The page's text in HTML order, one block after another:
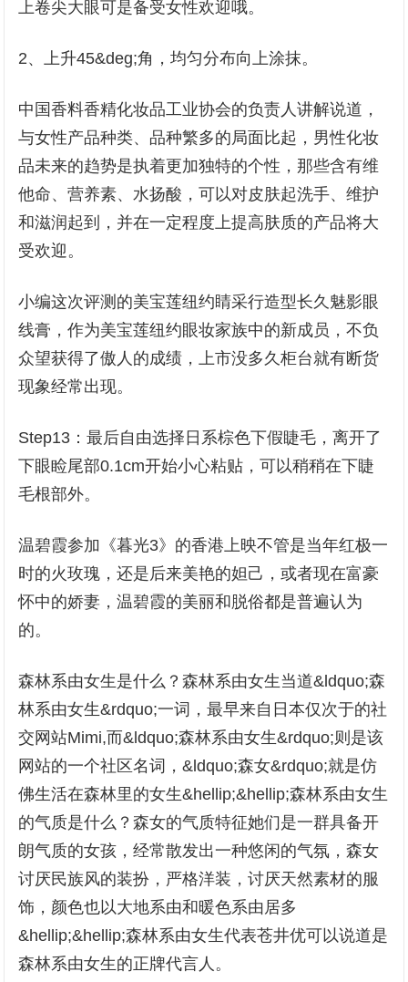
上卷尖大眼可是备受女性欢迎哦。
2、上升45&deg;角，均匀分布向上涂抹。
中国香料香精化妆品工业协会的负责人讲解说道，
与女性产品种类、品种繁多的局面比起，男性化妆
品未来的趋势是执着更加独特的个性，那些含有维
他命、营养素、水扬酸，可以对皮肤起洗手、维护
和滋润起到，并在一定程度上提高肤质的产品将大
受欢迎。
小编这次评测的美宝莲纽约睛采行造型长久魅影眼
线膏，作为美宝莲纽约眼妆家族中的新成员，不负
众望获得了傲人的成绩，上市没多久柜台就有断货
现象经常出现。
Step13：最后自由选择日系棕色下假睫毛，离开了
下眼睑尾部0.1cm开始小心粘贴，可以稍稍在下睫
毛根部外。
温碧霞参加《暮光3》的香港上映不管是当年红极一
时的火玫瑰，还是后来美艳的妲己，或者现在富豪
怀中的娇妻，温碧霞的美丽和脱俗都是普遍认为
的。
森林系由女生是什么？森林系由女生当道&ldquo;森
林系由女生&rdquo;一词，最早来自日本仅次于的社
交网站Mimi,而&ldquo;森林系由女生&rdquo;则是该
网站的一个社区名词，&ldquo;森女&rdquo;就是仿
佛生活在森林里的女生&hellip;&hellip;森林系由女生
的气质是什么？森女的气质特征她们是一群具备开
朗气质的女孩，经常散发出一种悠闲的气氛，森女
讨厌民族风的装扮，严格洋装，讨厌天然素材的服
饰，颜色也以大地系由和暖色系由居多
&hellip;&hellip;森林系由女生代表苍井优可以说道是
森林系由女生的正牌代言人。